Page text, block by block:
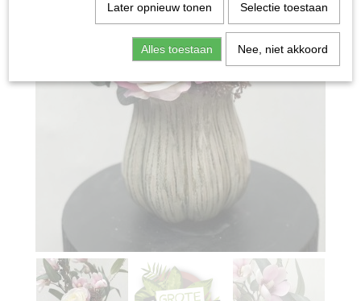
Later opnieuw tonen Selectie toestaan
Alles toestaan Nee, niet akkoord